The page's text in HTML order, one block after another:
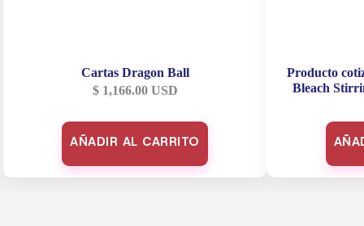
Cartas Dragon Ball
$1,166.00USD
AÑADIR AL CARRITO
Producto
Bleach